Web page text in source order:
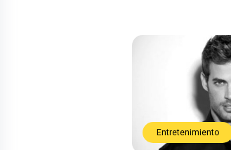
Entretenimiento